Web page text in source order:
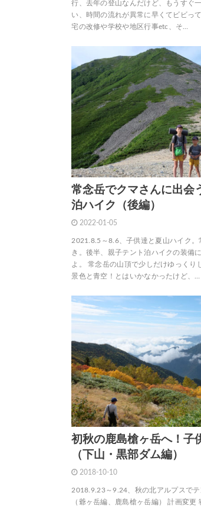
行、去年の登山なんだけど、もうすぐ
い、時間の流れが異常に早くてビビっ
宅の改修や学校や地区行事etc、そ…
常念岳でクマさんに出会
泊ハイク（後編）
2022-01-05
2021.8.5～8.6、子供達と夏山ハイク。
き。後半、親子テント泊ハイクの装備
よ。 常念岳の山頂で少しだけゆっくり
景色と青空！とはいかなかったけど、…
初秋の鹿島槍ヶ岳へ！子
（下山・黒部ダム編）
2018-10-10
2018.9.23～9.24、秋の北アルプスでテ
（爺ヶ岳編、鹿島槍ヶ岳編） 計画変更